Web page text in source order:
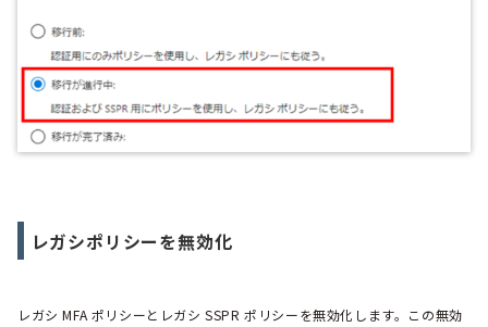
レガシポリシーを無効化
レガシ MFA ポリシーとレガシ SSPR ポリシーを無効化します。この無効